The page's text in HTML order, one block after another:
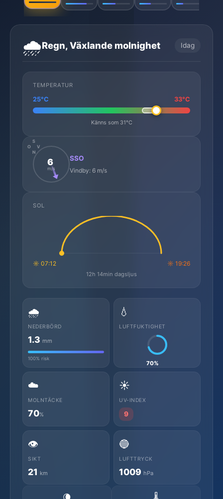
🌧️Regn, Växlande molnighet Idag
TEMPERATUR
25°C 33°C
Känns som 31°C
N
S
O
V
6
m/s
SSO
Vindby: 6 m/s
SOL
☼ 07:12 ☼ 19:26
12h 14min dagsljus
🌧️
NEDERBÖRD
1.3 mm
100% risk
💧
LUFTFUKTIGHET
70%
☁️
MOLNTÄCKE
70%
☀️
UV-INDEX
9
👁️
SIKT
21 km
🔵
LUFTTRYCK
1009 hPa
🌘 🌡️